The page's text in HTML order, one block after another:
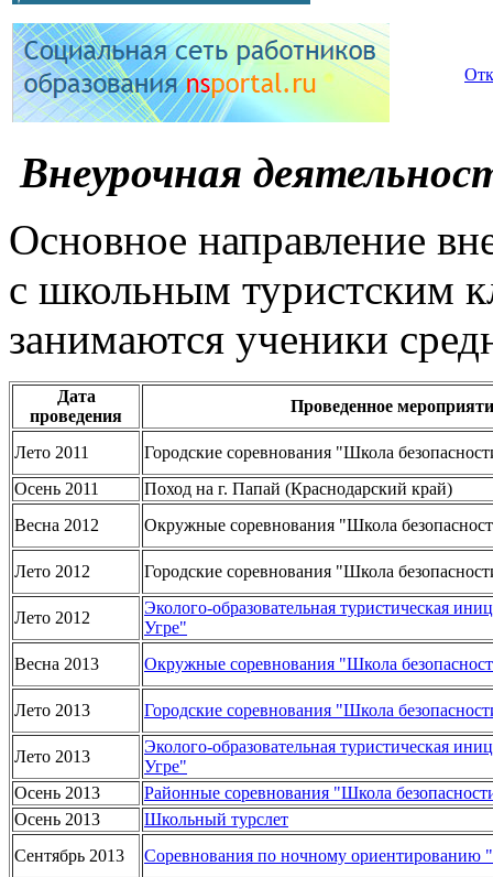
Внеурочная
Основное направление
с школьным туристским
занимаются ученики
Дата
проведения
Проведенное
Лето 2011
Городские соревнования "Школа
Осень 2011
Поход на г. Папай (Краснодарский край)
Весна 2012
Окружные соревнования "Школа
Лето 2012 Городские соревнования "Школа
Лето 2012
Эколого-образовательная туристическая
Угре"
Весна 2013
Окружные соревнования "Школа
Лето 2013 Городские соревнования "Школа
Лето 2013
Эколого-образовательная туристическая
Угре"
Осень 2013
Районные соревнования "Школа
Осень 2013
Школьный турслет
Сентябрь 2013
Соревнования по ночному ориентированию